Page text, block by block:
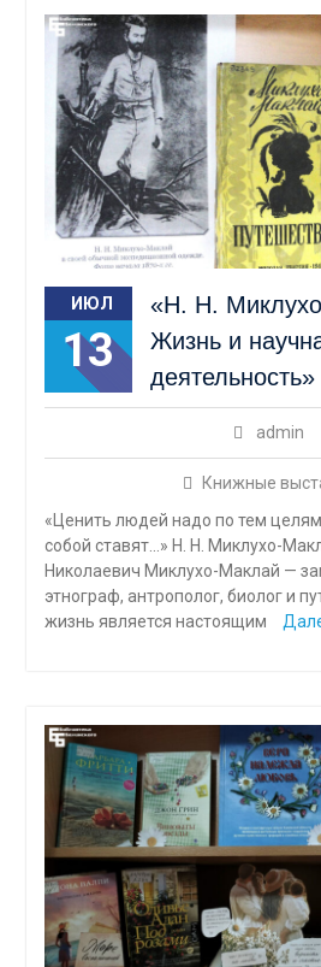
ИЮЛ
13
«Н. Н.
Жизнь и
деятельность»
admin
Книжные
«Ценить людей надо по тем
собой ставят…» Н. Н. Миклухо-
Николаевич Миклухо-Маклай —
этнограф, антрополог, биолог и
жизнь является настоящим